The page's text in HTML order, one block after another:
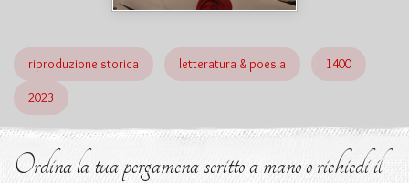
riproduzione storica letteratura & poesia 1400
2023
Ordina la tua pergamena scritto a mano o richiedi il